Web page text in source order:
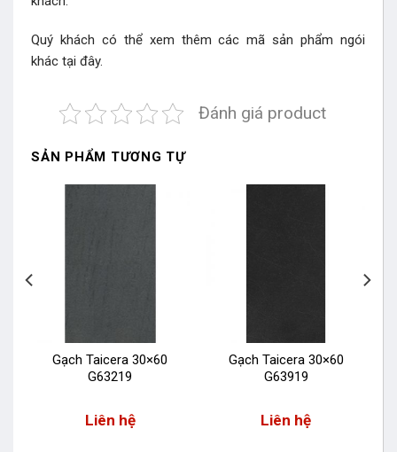
Quý khách có thể xem thêm các mã sản phẩm ngói
khác tại đây.
Đánh giá product
SẢN PHẨM TƯƠNG TỰ
Gạch Taicera 30×60
G63219
Liên hệ
Gạch Taicera 30×60
G63919
Liên hệ